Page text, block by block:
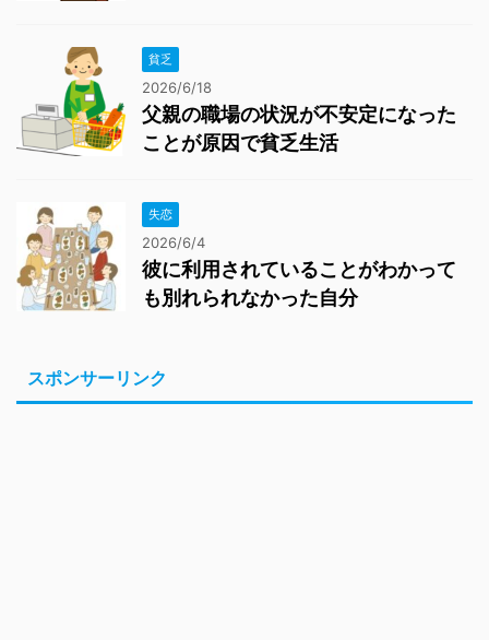
貧乏
2026/6/18
父親の職場の状況が不安定になった
ことが原因で貧乏生活
失恋
2026/6/4
彼に利用されていることがわかって
も別れられなかった自分
スポンサーリンク